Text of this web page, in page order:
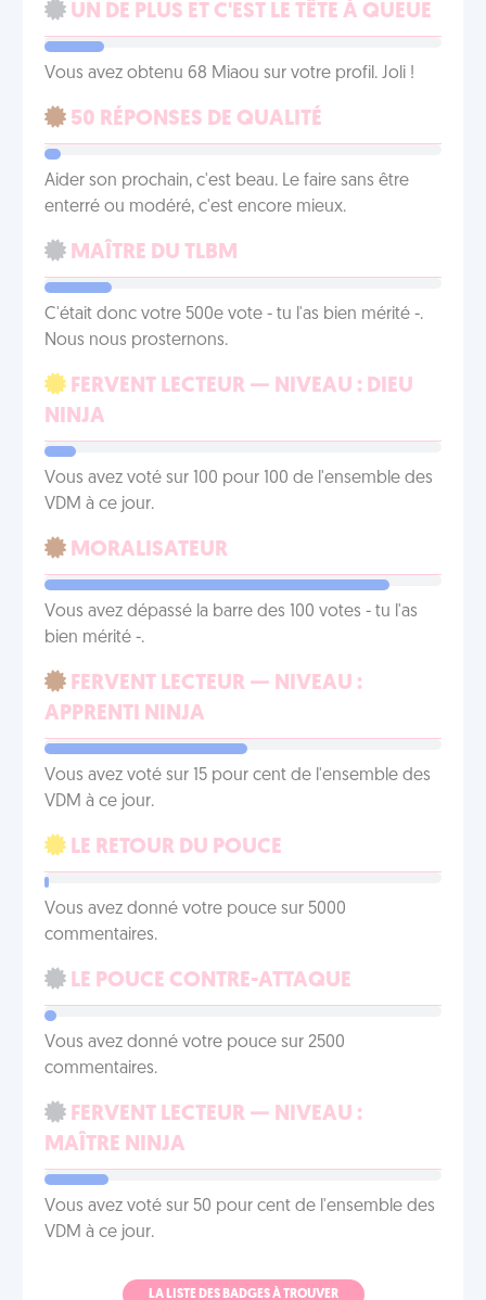
UN DE PLUS ET C'EST LE TÊTE À QUEUE
Vous avez obtenu 68 Miaou sur votre profil. Joli !
50 RÉPONSES DE QUALITÉ
Aider son prochain, c'est beau. Le faire sans être
enterré ou modéré, c'est encore mieux.
MAÎTRE DU TLBM
C'était donc votre 500e vote - tu l'as bien mérité -.
Nous nous prosternons.
FERVENT LECTEUR — NIVEAU : DIEU
NINJA
Vous avez voté sur 100 pour 100 de l'ensemble des
VDM à ce jour.
MORALISATEUR
Vous avez dépassé la barre des 100 votes - tu l'as
bien mérité -.
FERVENT LECTEUR — NIVEAU :
APPRENTI NINJA
Vous avez voté sur 15 pour cent de l'ensemble des
VDM à ce jour.
LE RETOUR DU POUCE
Vous avez donné votre pouce sur 5000
commentaires.
LE POUCE CONTRE-ATTAQUE
Vous avez donné votre pouce sur 2500
commentaires.
FERVENT LECTEUR — NIVEAU :
MAÎTRE NINJA
Vous avez voté sur 50 pour cent de l'ensemble des
VDM à ce jour.
LA LISTE DES BADGES À TROUVER